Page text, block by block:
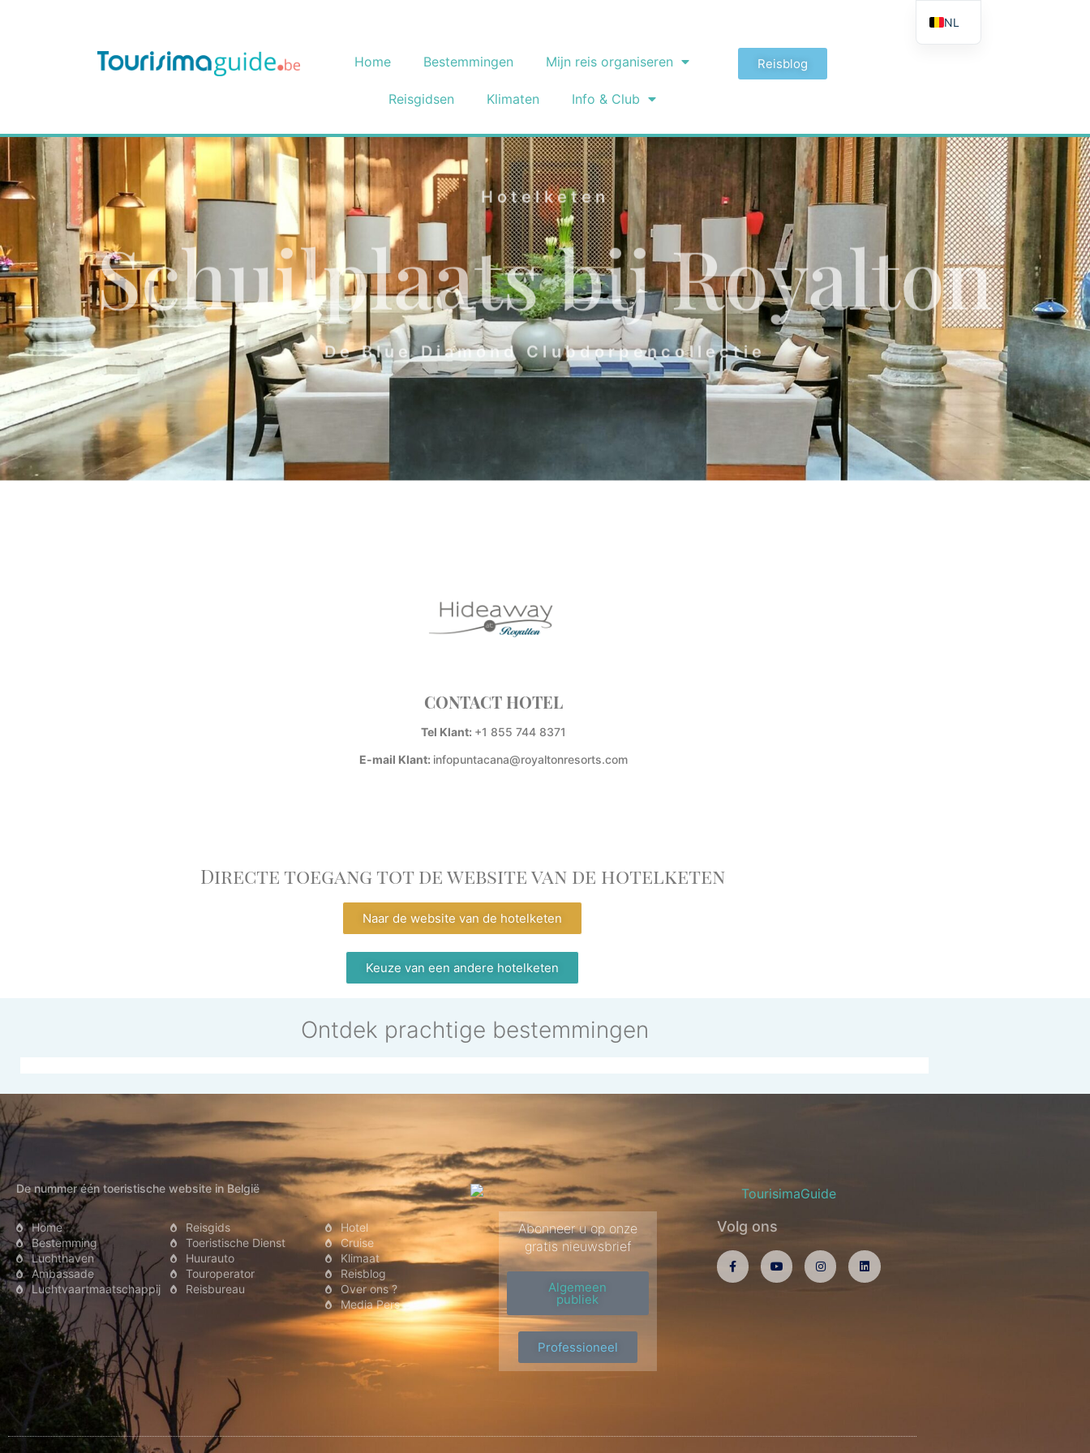
Home Bestemmingen Mijn reis organiseren
Reisgidsen Klimaten Info & Club
Reisblog
Hotelketen
Schuilplaats bij Royalton
De Blue Diamond Clubdorpencollectie
CONTACT HOTEL
Tel Klant: +1 855 744 8371
E-mail Klant: infopuntacana@royaltonresorts.com
Directe toegang tot de website van de hotelketen
Naar de website van de hotelketen
Keuze van een andere hotelketen
Ontdek prachtige bestemmingen
Singapore
De Verenigde
Staten
De nummer één toeristische website in België
Home
Bestemming
Luchthaven
Ambassade
Luchtvaartmaatschappij
Reisgids
Toeristische Dienst
Huurauto
Touroperator
Reisbureau
Hotel
Cruise
Klimaat
Reisblog
Over ons ?
Media Pers
Abonneer u op onze
gratis nieuwsbrief
Algemeen
publiek
Professioneel
Volg ons
NL